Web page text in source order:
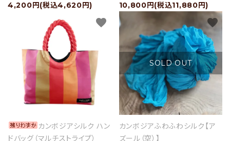
4,200円(税込4,620円)
10,800円(税込11,880円)
カンボジアシルク ハン
ドバッグ（マルチストライプ）
favorite
SOLD OUT
カンボジアふわふわシルク【ア
ズール（空）】
favorite